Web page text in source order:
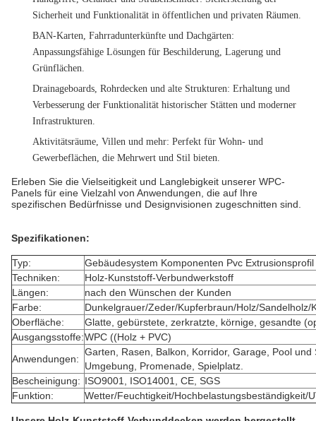
Sicherheit und Funktionalität in öffentlichen und privaten Räumen.
BAN-Karten, Fahrradunterkünfte und Dachgärten:
Anpassungsfähige Lösungen für Beschilderung, Lagerung und
Grünflächen.
Drainageboards, Rohrdecken und alte Strukturen: Erhaltung und
Verbesserung der Funktionalität historischer Stätten und moderner
Infrastrukturen.
Aktivitätsräume, Villen und mehr: Perfekt für Wohn- und
Gewerbeflächen, die Mehrwert und Stil bieten.
Erleben Sie die Vielseitigkeit und Langlebigkeit unserer WPC-
Panels für eine Vielzahl von Anwendungen, die auf Ihre
spezifischen Bedürfnisse und Designvisionen zugeschnitten sind.
Spezifikationen:
Typ:
Gebäudesystem Komponenten Pvc Extrusionsprofil
Techniken:
Holz-Kunststoff-Verbundwerkstoff
Längen:
nach den Wünschen der Kunden
Farbe:
Dunkelgrauer/Zeder/Kupferbraun/Holz/Sandelholz/
Oberfläche:
Glatte, gebürstete, zerkratzte, körnige, gesandte
Ausgangsstoffe:WPC ((Holz + PVC)
Anwendungen:
Garten, Rasen, Balkon, Korridor, Garage, Pool und
Umgebung, Promenade, Spielplatz.
Bescheinigung: ISO9001, ISO14001, CE, SGS
Funktion:
Wetter/Feuchtigkeit/Hochbelastungsbeständigkeit/